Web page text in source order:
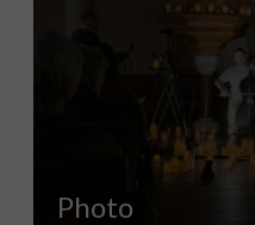
Photo